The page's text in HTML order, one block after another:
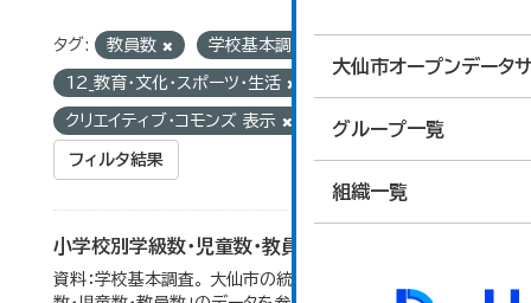
大仙市オープンデータ
グループ一覧
組織一覧
タグ: 教員数 学校基本調査
12_教育・文化・スポーツ・生活
クリエイティブ・コモンズ 表示
フィルタ結果
小学校別学級数・児童数・教員数
資料：学校基本調査。 大仙市の統計「14-4 小学校別学級